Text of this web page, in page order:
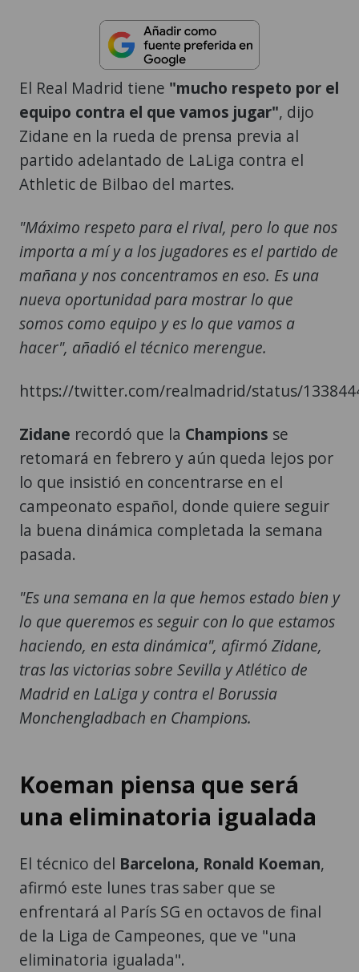
El Real Madrid tiene "mucho respeto por el
equipo contra el que vamos jugar", dijo
Zidane en la rueda de prensa previa al
partido adelantado de LaLiga contra el
Athletic de Bilbao del martes.
"Máximo respeto para el rival, pero lo que nos
importa a mí y a los jugadores es el partido de
mañana y nos concentramos en eso. Es una
nueva oportunidad para mostrar lo que
somos como equipo y es lo que vamos a
hacer", añadió el técnico merengue.
https://twitter.com/realmadrid/status/
Zidane recordó que la Champions se
retomará en febrero y aún queda lejos por
lo que insistió en concentrarse en el
campeonato español, donde quiere seguir
la buena dinámica completada la semana
pasada.
"Es una semana en la que hemos estado bien y
lo que queremos es seguir con lo que estamos
haciendo, en esta dinámica", afirmó Zidane,
tras las victorias sobre Sevilla y Atlético de
Madrid en LaLiga y contra el Borussia
Monchengladbach en Champions.
Koeman piensa que será
una eliminatoria igualada
El técnico del Barcelona, Ronald Koeman,
afirmó este lunes tras saber que se
enfrentará al París SG en octavos de final
de la Liga de Campeones, que ve "una
eliminatoria igualada".